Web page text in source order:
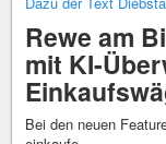
Rewe am
mit KI-
Bei den neuen